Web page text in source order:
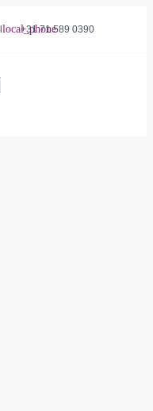
+31 71 589 0390